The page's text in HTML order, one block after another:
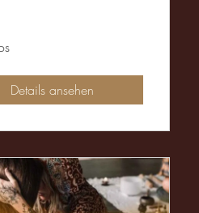
Details ansehen